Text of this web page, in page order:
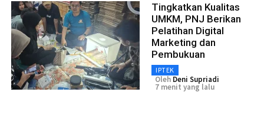
Tingkatkan Kualitas
UMKM, PNJ Berikan
Pelatihan Digital
Marketing dan
Pembukuan
IPTEK
Oleh Deni Supriadi
7 menit yang lalu